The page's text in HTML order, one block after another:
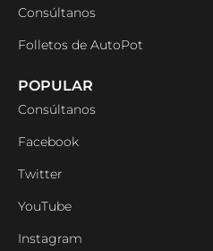
Consúltanos
Folletos de AutoPot
POPULAR
Consúltanos
Facebook
Twitter
YouTube
Instagram